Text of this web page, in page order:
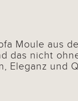
Moule aus
das nicht
Eleganz und